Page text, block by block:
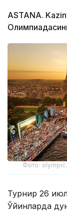
ASTANA.
Фото:
Турнир 26
Ўйинларда